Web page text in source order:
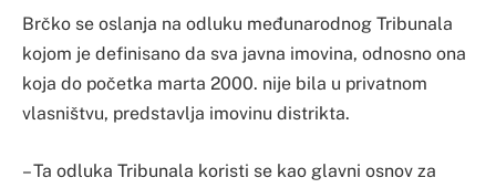
Brčko se oslanja na odluku međunarodnog Tribunala
kojom je definisano da sva javna imovina, odnosno ona
koja do početka marta 2000. nije bila u privatnom
vlasništvu, predstavlja imovinu distrikta.
– Ta odluka Tribunala koristi se kao glavni osnov za